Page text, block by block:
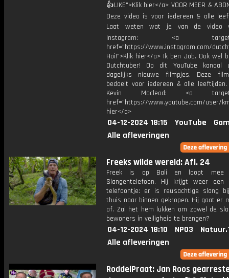
👍LIKE">Klik hier</a> VOOR MEER &
Deze video is voor iedereen & alle
Laat weten wat je van de video
Instagram: <a
href="https://www.instagram.com/
Hoi!">Klik hier</a> Ik ben Job. Ook wel
Dutchtuber! Op dit YouTube kanaal
dagelijks nieuwe filmpjes. Deze
bedoelt voor iedereen & alle
Kevin Macleod: <a
href="https://www.youtube.com/user/
hier</a>
04-12-2024 18:15 YouTube
Alle afleveringen
Freeks wilde wereld: Afl. 24
Freek is op Bali en loopt mee
Slangentelefoon. Hij krijgt weer een
telefoontje: er is reusachtige slang
thuis naar binnen gekropen. Hij gaat er
af. Zal het hem lukken om zowel de
bewoners in veiligheid te brengen?
04-12-2024 18:10 NPO3
Alle afleveringen
RoddelPraat: Jan Roos